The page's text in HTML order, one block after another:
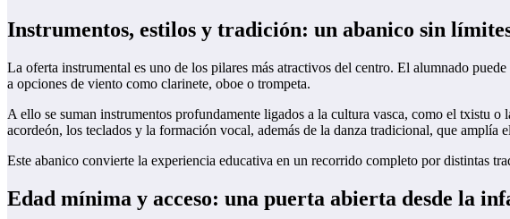
Instrumentos, estilos y tradición: un abanico sin
La oferta instrumental es uno de los pilares más atractivos del centro. El alumnado
a opciones de viento como clarinete, oboe o trompeta.
A ello se suman instrumentos profundamente ligados a la cultura vasca, como el txistu
acordeón, los teclados y la formación vocal, además de la danza tradicional, que amplía
Este abanico convierte la experiencia educativa en un recorrido completo por distintas
Edad mínima y acceso: una puerta abierta desde la